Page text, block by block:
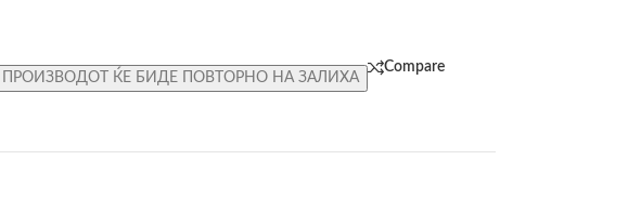
ПРОИЗВОДОТ ЌЕ БИДЕ ПОВТОРНО НА ЗАЛИХА
Compare